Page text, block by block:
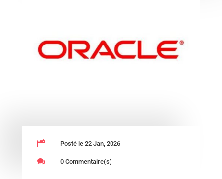
 Posté le 22 Jan, 2026
 0 Commentaire(s)